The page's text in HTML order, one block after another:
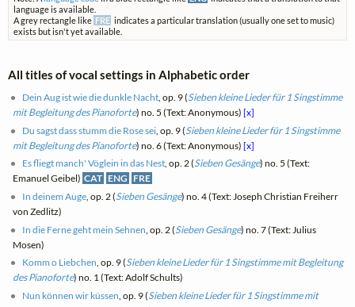
language is available.
A grey rectangle like FRE indicates a particular translation (usually one set to music)
exists but isn't yet available.
All titles of vocal settings in Alphabetic order
Dein Aug ist wie die dunkle Nacht , op. 9 (Sieben kleine Lieder für 1 Singstimme
mit Begleitung des Pianoforte) no. 5 (Text: Anonymous)[x]
Du sagst dass stumm die Rose sei , op. 9 (Sieben kleine Lieder für 1 Singstimme
mit Begleitung des Pianoforte) no. 6 (Text: Anonymous)[x]
Es fliegt manch' Vöglein in das Nest, op. 2 (Sieben Gesänge) no. 5 (Text:
Emanuel Geibel) CAT ENG FRE
In deinem Auge , op. 2 (Sieben Gesänge) no. 4 (Text: Joseph Christian Freiherr
von Zedlitz)
In die Ferne geht mein Sehnen , op. 2 (Sieben Gesänge) no. 7 (Text: Julius
Mosen)
Komm o Liebchen, op. 9 (Sieben kleine Lieder für 1 Singstimme mit Begleitung
des Pianoforte) no. 1 (Text: Adolf Schults)
Nun können wir küssen , op. 9 (Sieben kleine Lieder für 1 Singstimme mit